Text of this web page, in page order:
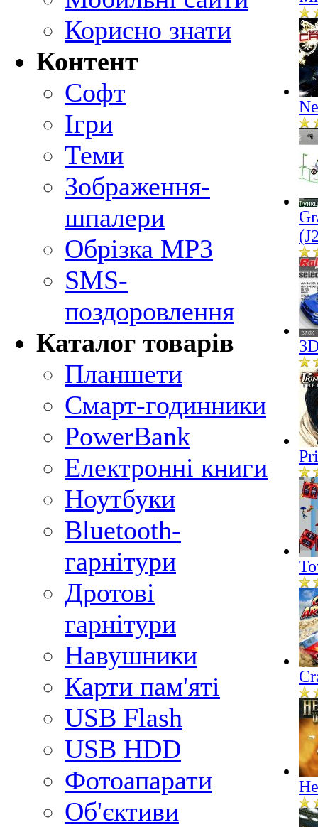
Корисно знати
Контент
Софт
Ігри
Теми
Зображення-
шпалери
Обрізка MP3
SMS-
поздоровлення
Каталог товарів
Планшети
Смарт-годинники
PowerBank
Електронні книги
Ноутбуки
Bluetooth-
гарнітури
Дротові
гарнітури
Навушники
Карти пам'яті
USB Flash
USB HDD
Фотоапарати
Об'єктиви